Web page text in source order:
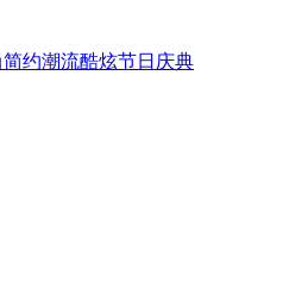
约潮流酷炫节日庆典